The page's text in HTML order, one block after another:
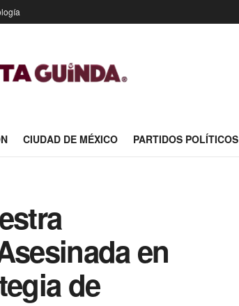
CIUDAD DE MÉXICO PARTIDOS POLÍTICOS
en
de